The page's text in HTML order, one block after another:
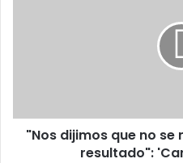
este
resultado":
"Nos dijimos que no
resultado":